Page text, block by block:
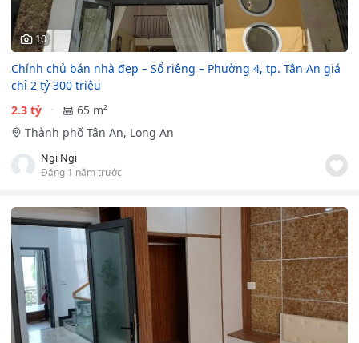
10
Chính chủ bán nhà đẹp – Sổ riêng – Phường 4, tp. Tân An giá
chỉ 2 tỷ 300 triệu
2.3 tỷ
65 m²
Thành phố Tân An, Long An
Ngi Ngi
Đăng 1 năm trước